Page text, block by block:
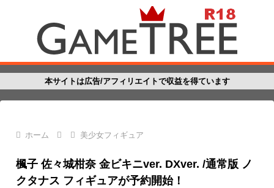
本サイトは広告/アフィリエイトで収益を得ています
ホーム 美少女フィギュア
楓子 佐々城柑奈 金ビキニver. DXver. /通常版 ノ
クタナス フィギュアが予約開始！